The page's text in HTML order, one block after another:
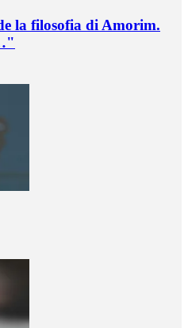
la filosofia di Amorim.